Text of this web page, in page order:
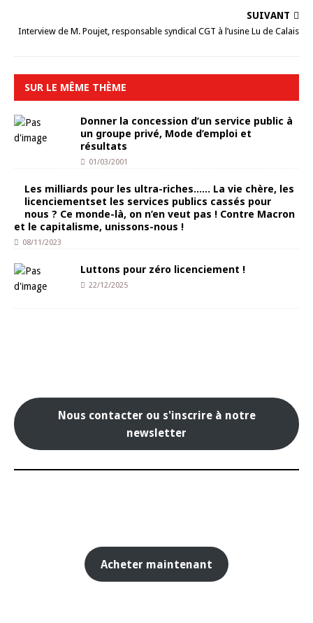
SUIVANT
Interview de M. Poujet, responsable syndical CGT à l’usine Lu de Calais
SUR LE MÊME THÈME
Donner la concession d’un service public à
un groupe privé, Mode d’emploi et
résultats
01/03/2001
Les milliards pour les ultra-riches…… La vie chère, les
licenciementset les services publics cassés pour
nous ? Ce monde-là, on n’en veut pas ! Contre Macron
et le capitalisme, unissons-nous !
08/11/2023
Luttons pour zéro licenciement !
22/12/2025
Nous contacter ou s'inscrire à notre
newsletter
Acheter maintenant